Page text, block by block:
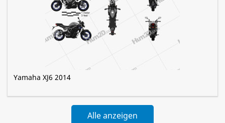
Yamaha XJ6 2014
Alle anzeigen